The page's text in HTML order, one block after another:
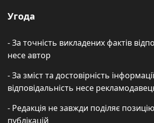
Угода
- За точність викладених фактів
несе автор
- За зміст та достовірність
відповідальність несе
- Редакція не завжди поділяє
публікацій